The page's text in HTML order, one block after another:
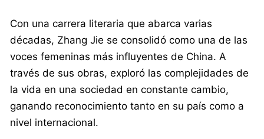
Con una carrera literaria que abarca varias
décadas, Zhang Jie se consolidó como una de las
voces femeninas más influyentes de China. A
través de sus obras, exploró las complejidades de
la vida en una sociedad en constante cambio,
ganando reconocimiento tanto en su país como a
nivel internacional.